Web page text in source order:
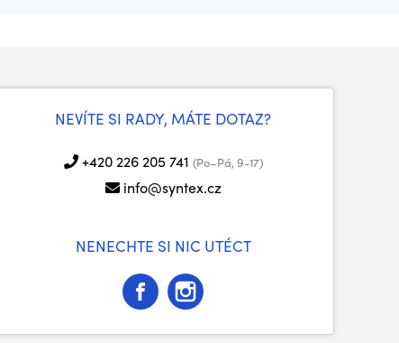
NEVÍTE SI RADY, MÁTE DOTAZ?
+420 226 205 741 (Po–Pá, 9-17)
info@syntex.cz
NENECHTE SI NIC UTÉCT